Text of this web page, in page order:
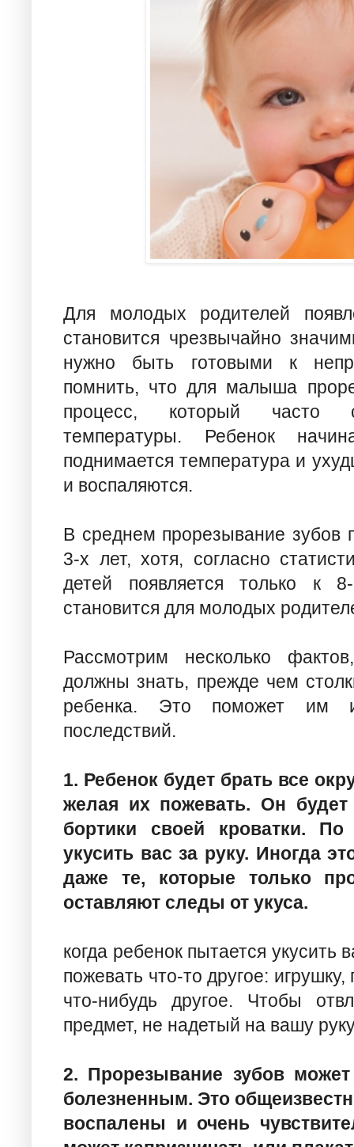
Для молодых родителей
становится чрезвычайно
нужно быть готовыми к
помнить, что для малыша
процесс, который часто
температуры. Ребенок
поднимается температура и
и воспаляются.
В среднем прорезывание зубов
3-х лет, хотя, согласно
детей появляется только к
становится для молодых
Рассмотрим несколько
должны знать, прежде чем
ребенка. Это поможет им
последствий.
1. Ребенок будет брать все
желая их пожевать. Он
бортики своей кроватки.
укусить вас за руку. Иногда
даже те, которые только
оставляют следы от укуса.
когда ребенок пытается укусить
пожевать что-то другое:
что-нибудь другое. Чтобы
предмет, не надетый на вашу
2. Прорезывание зубов
болезненным. Это
воспалены и очень